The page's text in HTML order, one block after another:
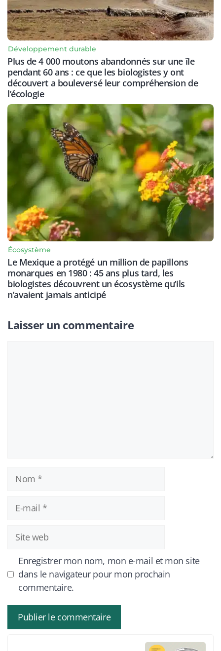
Développement durable
Plus de 4 000 moutons abandonnés sur une île
pendant 60 ans : ce que les biologistes y ont
découvert a bouleversé leur compréhension de
l’écologie
Écosystème
Le Mexique a protégé un million de papillons
monarques en 1980 : 45 ans plus tard, les
biologistes découvrent un écosystème qu’ils
n’avaient jamais anticipé
Laisser un commentaire
Nom
mail
Site
web
Enregistrer mon nom, mon e-mail et mon site
dans le navigateur pour mon prochain
commentaire.